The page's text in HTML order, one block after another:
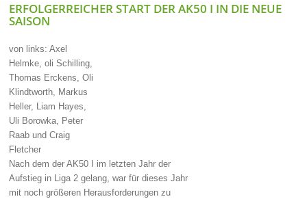
ERFOLGERREICHER START DER AK50 I IN DIE NEUE
SAISON
von links: Axel
Helmke, oli Schilling,
Thomas Erckens, Oli
Klindtworth, Markus
Heller, Liam Hayes,
Uli Borowka, Peter
Raab und Craig
Fletcher
Nach dem der AK50 I im letzten Jahr der
Aufstieg in Liga 2 gelang, war für dieses Jahr
mit noch größeren Herausforderungen zu